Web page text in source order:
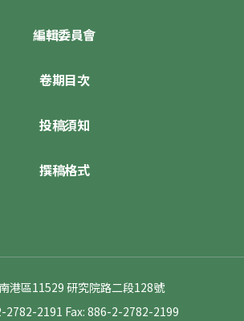
編輯委員會
卷期目次
投稿須知
撰稿格式
港區11529 研究院路二段128號
2782-2191 Fax: 886-2-2782-2199